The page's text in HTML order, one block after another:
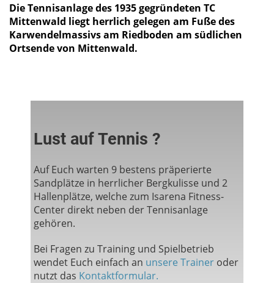
Die Tennisanlage des 1935 gegründeten TC
Mittenwald liegt herrlich gelegen am Fuße des
Karwendelmassivs am Riedboden am südlichen
Ortsende von Mittenwald.
Lust auf Tennis ?
Auf Euch warten 9 bestens präperierte
Sandplätze in herrlicher Bergkulisse und 2
Hallenplätze, welche zum Isarena Fitness-
Center direkt neben der Tennisanlage
gehören.
Bei Fragen zu Training und Spielbetrieb
wendet Euch einfach an unsere Trainer oder
nutzt das Kontaktformular.